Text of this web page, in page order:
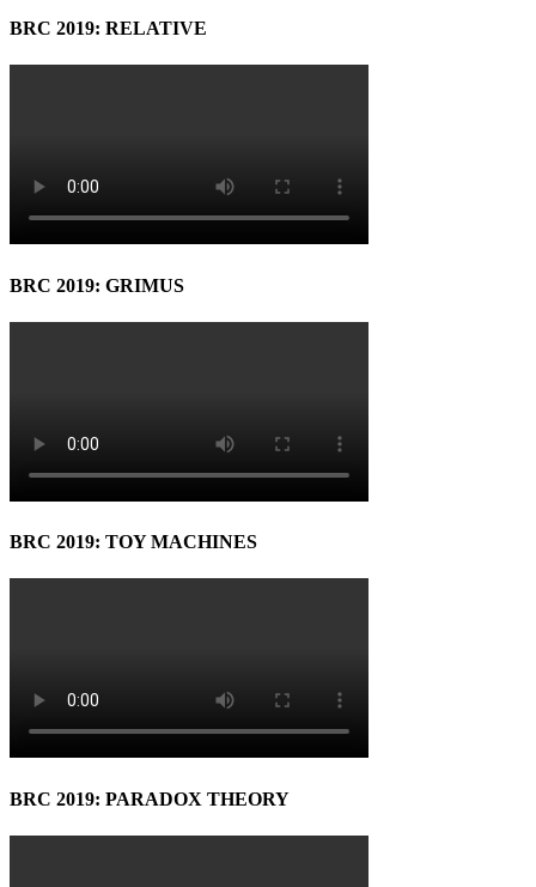
BRC 2019: RELATIVE
BRC 2019: GRIMUS
BRC 2019: TOY MACHINES
BRC 2019: PARADOX THEORY